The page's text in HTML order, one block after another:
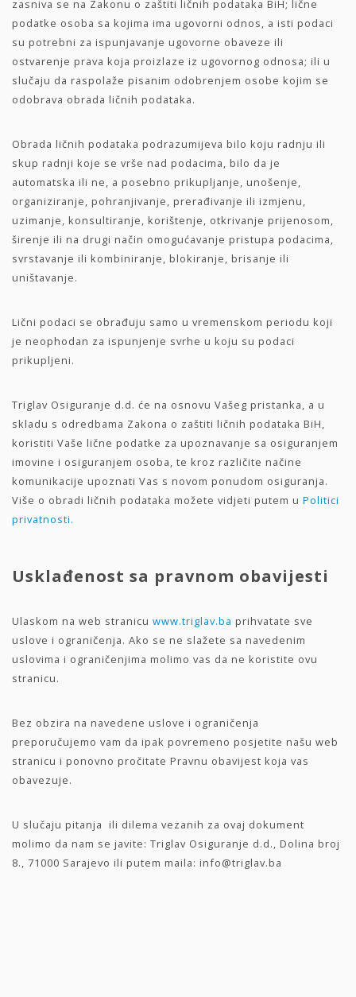
zasniva se na Zakonu o zaštiti ličnih podataka BiH; lične
podatke osoba sa kojima ima ugovorni odnos, a isti podaci
su potrebni za ispunjavanje ugovorne obaveze ili
ostvarenje prava koja proizlaze iz ugovornog odnosa; ili u
slučaju da raspolaže pisanim odobrenjem osobe kojim se
odobrava obrada ličnih podataka.
Obrada ličnih podataka podrazumijeva bilo koju radnju ili
skup radnji koje se vrše nad podacima, bilo da je
automatska ili ne, a posebno prikupljanje, unošenje,
organiziranje, pohranjivanje, prerađivanje ili izmjenu,
uzimanje, konsultiranje, korištenje, otkrivanje prijenosom,
širenje ili na drugi način omogućavanje pristupa podacima,
svrstavanje ili kombiniranje, blokiranje, brisanje ili
uništavanje.
Lični podaci se obrađuju samo u vremenskom periodu koji
je neophodan za ispunjenje svrhe u koju su podaci
prikupljeni.
Triglav Osiguranje d.d. će na osnovu Vašeg pristanka, a u
skladu s odredbama Zakona o zaštiti ličnih podataka BiH,
koristiti Vaše lične podatke za upoznavanje sa osiguranjem
imovine i osiguranjem osoba, te kroz različite načine
komunikacije upoznati Vas s novom ponudom osiguranja.
Više o obradi ličnih podataka možete vidjeti putem u Politici
privatnosti.
Usklađenost sa pravnom obavijesti
Ulaskom na web stranicu www.triglav.ba prihvatate sve
uslove i ograničenja. Ako se ne slažete sa navedenim
uslovima i ograničenjima molimo vas da ne koristite ovu
stranicu.
Bez obzira na navedene uslove i ograničenja
preporučujemo vam da ipak povremeno posjetite našu web
stranicu i ponovno pročitate Pravnu obavijest koja vas
obavezuje.
U slučaju pitanja ili dilema vezanih za ovaj dokument
molimo da nam se javite: Triglav Osiguranje d.d., Dolina broj
8., 71000 Sarajevo ili putem maila: info@triglav.ba